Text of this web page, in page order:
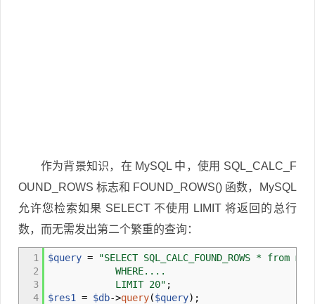
作为背景知识，在 MySQL 中，使用 SQL_CALC_F
OUND_ROWS 标志和 FOUND_ROWS() 函数，MySQL
允许您检索如果 SELECT 不使用 LIMIT 将返回的总行
数，而无需发出第二个繁重的查询：
1
2
3
4
$query =
"SELECT SQL_CALC_FOUND_ROWS * from
WHERE....
LIMIT 20" ;
$res1
= $db->query($query) ;